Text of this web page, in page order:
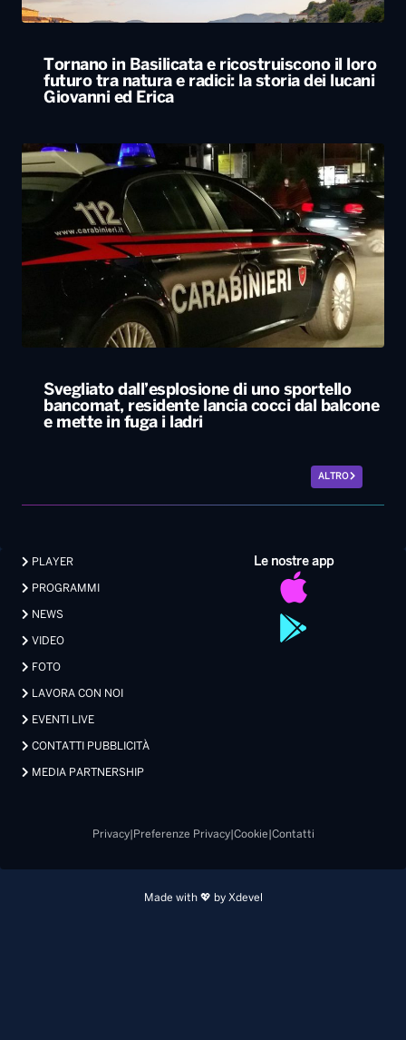
Tornano in Basilicata e ricostruiscono il loro
futuro tra natura e radici: la storia dei lucani
Giovanni ed Erica
Svegliato dall’esplosione di uno sportello
bancomat, residente lancia cocci dal balcone
e mette in fuga i ladri
ALTRO
Le nostre app
PLAYER
PROGRAMMI
NEWS
VIDEO
FOTO
LAVORA CON NOI
EVENTI LIVE
CONTATTI PUBBLICITÀ
MEDIA PARTNERSHIP
Privacy| Preferenze Privacy| Cookie Contatti
Made with 💖 by Xdevel